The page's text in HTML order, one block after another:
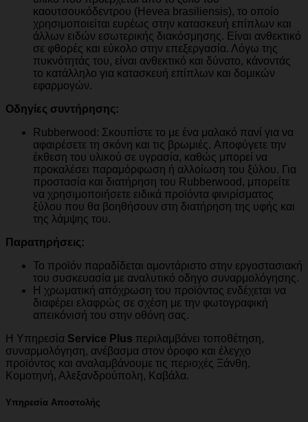
καουτσουκόδεντρου (Hevea brasiliensis), το οποίο
χρησιμοποιείται ευρέως στην κατασκευή επίπλων και
άλλων ειδών εσωτερικής διακόσμησης. Είναι ανθεκτικό
σε φθορές και εύκολο στην επεξεργασία. Λόγω της
πυκνότητάς του, είναι ανθεκτικό και δύνατο, κάνοντάς
το κατάλληλο για κατασκευή επίπλων και δομικών
εφαρμογών.
Οδηγίες συντήρησης:
Rubberwood: Σκουπίστε το με ένα μαλακό πανί για να
αφαιρέσετε τη σκόνη και τις βρωμιές. Aποφύγετε την
έκθεση του υλικού σε υγρασία, καθώς μπορεί να
προκαλέσει παραμόρφωση ή αλλοίωση του ξύλου. Για
προστασία και διατήρηση του Rubberwood, μπορείτε
να χρησιμοποιήσετε ειδικά προϊόντα φινιρίσματος
ξύλου που θα βοηθήσουν στη διατήρηση της υφής και
της λάμψης του.
Παρατηρήσεις:
Το προϊόν παραδίδεται αμοντάριστο στην εργοστασιακή
του συσκευασία με αναλυτικό οδηγο συναρμολόγησης.
Η χρωματική απόχρωση του προϊόντος ενδέχεται να
διαφέρει ελαφρώς σε σχέση με την φωτογραφική
απεικόνισή του στην οθόνη σας.
Η Υπηρεσία Service Plus περιλαμβάνει τοποθέτηση,
συναρμολόγηση, ανέβασμα στον όροφο και έλεγχο
προϊόντος και αναλαμβάνουμε τις περιοχές Ξάνθη,
Κομοτηνή, Αλεξανδρούπολη, Καβάλα.
Υπηρεσία Αποστολής